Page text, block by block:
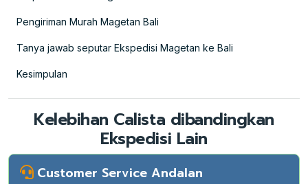
Pengiriman Murah Magetan Bali
Tanya jawab seputar Ekspedisi Magetan ke Bali
Kesimpulan
Kelebihan Calista dibandingkan
Ekspedisi Lain
Customer Service Andalan